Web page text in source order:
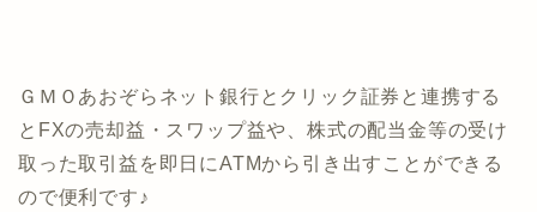
ＧＭＯあおぞらネット銀行とクリック証券と連携する
とFXの売却益・スワップ益や、株式の配当金等の受け
取った取引益を即日にATMから引き出すことができる
ので便利です♪